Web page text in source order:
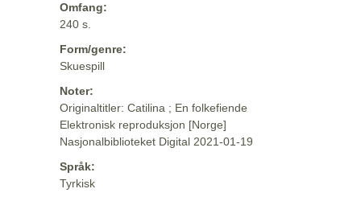
Omfang:
240 s.
Form/genre:
Skuespill
Noter:
Originaltitler: Catilina ; En folkefiende
Elektronisk reproduksjon [Norge]
Nasjonalbiblioteket Digital 2021-01-19
Språk:
Tyrkisk